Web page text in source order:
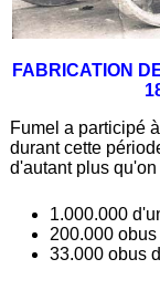
FABRICATION
Fumel a participé
durant cette
d'autant plus
1.000.000
200.000
33.000 obus